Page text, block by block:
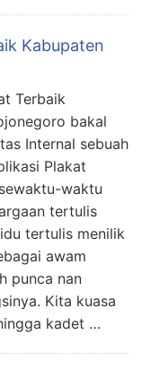
Kabupaten
Terbaik
bakal
Internal sebuah
Plakat
waktu
tertulis
tertulis menilik
awam
punca nan
Kita kuasa
kadet …